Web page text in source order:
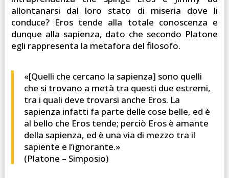
allontanarsi dal loro stato di miseria dove li
conduce? Eros tende alla totale conoscenza e
dunque alla sapienza, dato che secondo Platone
egli rappresenta la metafora del filosofo.
«[Quelli che cercano la sapienza] sono quelli
che si trovano a metà tra questi due estremi,
tra i quali deve trovarsi anche Eros. La
sapienza infatti fa parte delle cose belle, ed è
al bello che Eros tende; perciò Eros è amante
della sapienza, ed è una via di mezzo tra il
sapiente e l’ignorante.»
(Platone – Simposio)